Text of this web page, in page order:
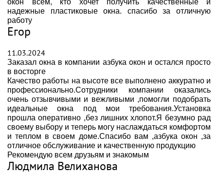
окон всем, кто хочет получить качественные и
надежные пластиковые окна. спасибо за отличную
работу
Егор
11.03.2024
Заказал окна в компании азбука окон и остался просто
в восторге
Качество работы на высоте все выполнено аккуратно и
профессионально.Сотрудники компании оказались
очень отзывчивыми и вежливыми ,помогли подобрать
идеальные окна под мои требования.Установка
прошла оперативно ,без лишних хлопот.Я безумно рад
своему выбору и теперь могу наслаждаться комфортом
и теплом в своем доме.Спасибо вам ,азбука окон ,за
отличное обслуживание и качественную продукцию
Рекомендую всем друзьям и знакомым
Людмила Велиханова